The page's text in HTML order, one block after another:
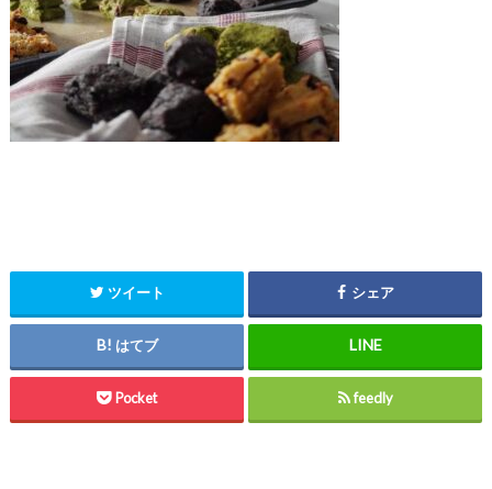
ツイート シェア
はてブ
Pocket feedly